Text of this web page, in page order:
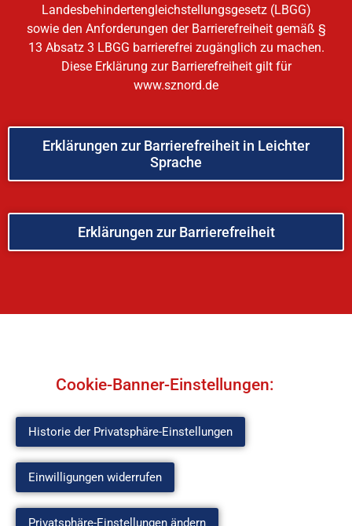
Landesbehindertengleichstellungsgesetz (LBGG)
sowie den Anforderungen der Barrierefreiheit gemäß §
13 Absatz 3 LBGG barrierefrei zugänglich zu machen.
Diese Erklärung zur Barrierefreiheit gilt für
www.sznord.de
Erklärungen zur Barrierefreiheit in Leichter
Sprache
Erklärungen zur Barrierefreiheit
Cookie-Banner-Einstellungen:
Historie der Privatsphäre-Einstellungen
Einwilligungen widerrufen
Privatsphäre-Einstellungen ändern